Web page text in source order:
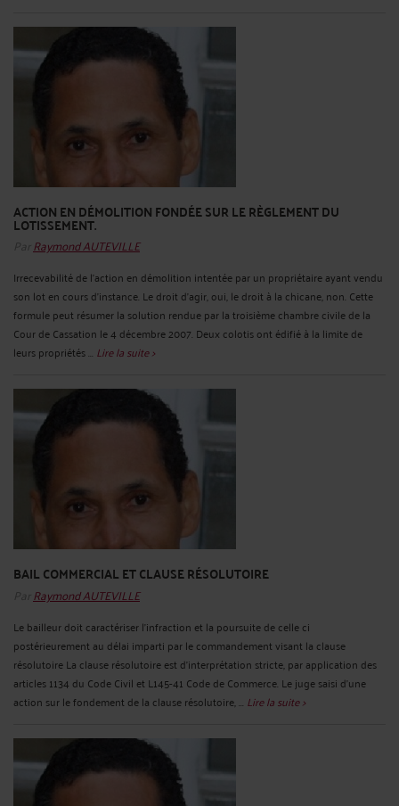
ACTION EN DÉMOLITION FONDÉE SUR LE RÈGLEMENT DU
LOTISSEMENT.
Par Raymond AUTEVILLE
Irrecevabilité de l'action en démolition intentée par un propriétaire ayant vendu
son lot en cours d'instance. Le droit d’agir, oui, le droit à la chicane, non. Cette
formule peut résumer la solution rendue par la troisième chambre civile de la
Cour de Cassation le 4 décembre 2007. Deux colotis ont édifié à la limite de
leurs propriétés ... Lire la suite >
BAIL COMMERCIAL ET CLAUSE RÉSOLUTOIRE
Par Raymond AUTEVILLE
Le bailleur doit caractériser l'infraction et la poursuite de celle ci
postérieurement au délai imparti par le commandement visant la clause
résolutoire La clause résolutoire est d’interprétation stricte, par application des
articles 1134 du Code Civil et L145-41 Code de Commerce. Le juge saisi d’une
action sur le fondement de la clause résolutoire, ... Lire la suite >